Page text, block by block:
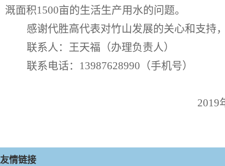
溉面积1500亩的生活生产用水的问题。
感谢代胜高代表对竹山发展的关心和支持
联系人： 王天福 （办理负责人）
联系电话： 13987628990 （手机号）
2019
友情链接